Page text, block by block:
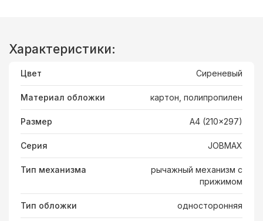
Характеристики:
Цвет Сиреневый
Материал обложки картон, полипропилен
Размер A4 (210x297)
Серия JOBMAX
Тип механизма
рычажный механизм с
прижимом
Тип обложки односторонняя